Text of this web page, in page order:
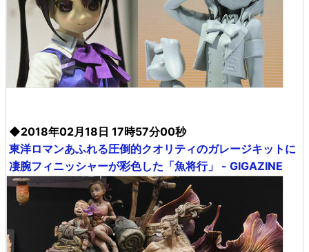
◆2018年02月18日 17時57分00秒
東洋ロマンあふれる圧倒的クオリティのガレージキットに
凄腕フィニッシャーが彩色した「魚将行」 - GIGAZINE